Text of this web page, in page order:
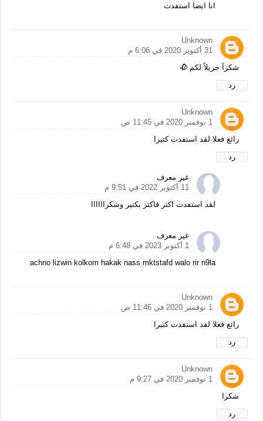
انا ايضا استفدت
Unknown
31 أكتوبر 2020 في 6:06 م
شكرآ جزيلاً لكم 🥀
رد
Unknown
1 نوفمبر 2020 في 11:45 ص
رائع فعلا لقد استفدت كتيرا
رد
غير معرف
11 أكتوبر 2022 في 9:51 م
لقد استفدت اكتر فاكتر بكتير وشكراااااا
غير معرف
1 أكتوبر 2023 في 6:48 م
achno lizwin kolkom hakak nass mktstafd walo rir n9la
Unknown
1 نوفمبر 2020 في 11:46 ص
رائع فعلا لقد استفدت كتيرا
رد
Unknown
1 نوفمبر 2020 في 9:27 م
شكرا
رد